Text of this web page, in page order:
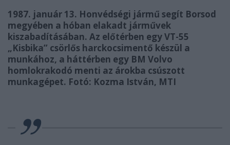
1987. január 13. Honvédségi jármű segít Borsod
megyében a hóban elakadt járművek
kiszabadításában. Az előtérben egy VT-55
„Kisbika” csörlős harckocsimentő készül a
munkához, a háttérben egy BM Volvo
homlokrakodó menti az árokba csúszott
munkagépet. Fotó: Kozma István, MTI